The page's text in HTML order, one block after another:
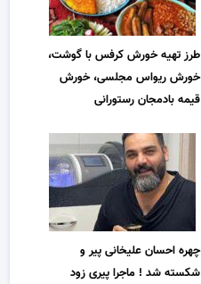
طرز تهیه خورش کرفس با گوشت،
خورش ریواس مجلسی، خورش
قیمه بادمجان رستورانی
چهره احسان علیخانی پیر و
شکسته شد ! ماجرا پیری زود